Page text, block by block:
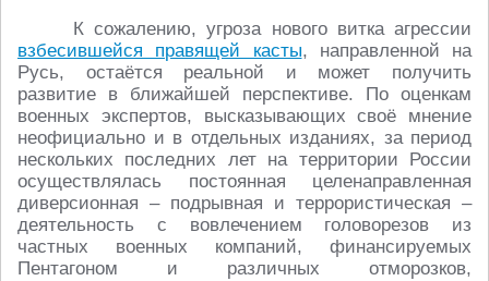
К сожалению, угроза нового витка агрессии
взбесившейся правящей касты, направленной на
Русь, остаётся реальной и может получить
развитие в ближайшей перспективе. По оценкам
военных экспертов, высказывающих своё мнение
неофициально и в отдельных изданиях, за период
нескольких последних лет на территории России
осуществлялась постоянная целенаправленная
диверсионная – подрывная и террористическая –
деятельность с вовлечением головорезов из
частных военных компаний, финансируемых
Пентагоном и различных отморозков,